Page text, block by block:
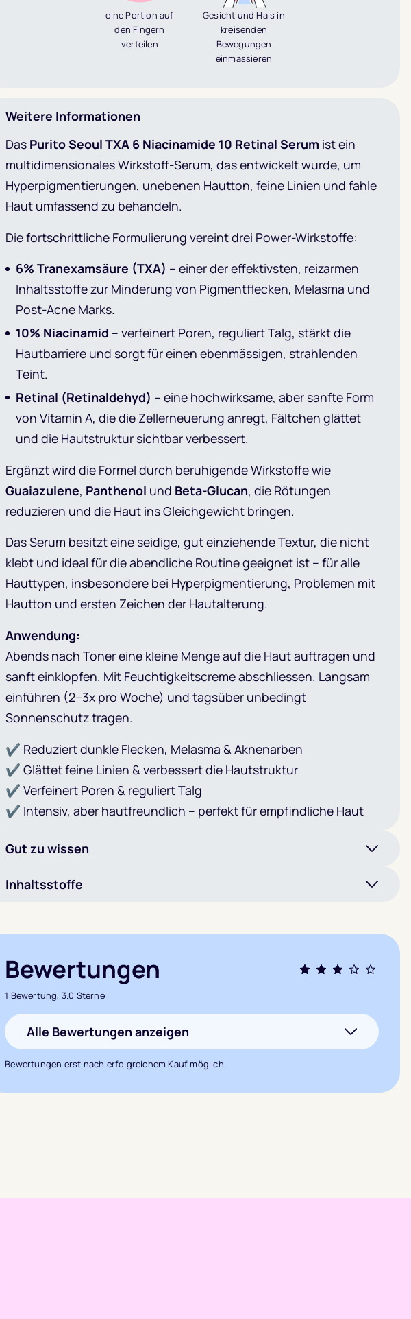
eine Portion auf
den Fingern
verteilen
Gesicht und Hals in
kreisenden
Bewegungen
einmassieren
Weitere Informationen
Das Purito Seoul TXA 6 Niacinamide 10 Retinal Serum ist ein
multidimensionales Wirkstoff-Serum, das entwickelt wurde, um
Hyperpigmentierungen, unebenen Hautton, feine Linien und fahle
Haut umfassend zu behandeln.
Die fortschrittliche Formulierung vereint drei Power-Wirkstoffe:
6% Tranexamsäure (TXA) – einer der effektivsten, reizarmen
Inhaltsstoffe zur Minderung von Pigmentflecken, Melasma und
Post-Acne Marks.
10% Niacinamid – verfeinert Poren, reguliert Talg, stärkt die
Hautbarriere und sorgt für einen ebenmässigen, strahlenden
Teint.
Retinal (Retinaldehyd) – eine hochwirksame, aber sanfte Form
von Vitamin A, die die Zellerneuerung anregt, Fältchen glättet
und die Hautstruktur sichtbar verbessert.
Ergänzt wird die Formel durch beruhigende Wirkstoffe wie
Guaiazulene, Panthenol und Beta-Glucan, die Rötungen
reduzieren und die Haut ins Gleichgewicht bringen.
Das Serum besitzt eine seidige, gut einziehende Textur, die nicht
klebt und ideal für die abendliche Routine geeignet ist – für alle
Hauttypen, insbesondere bei Hyperpigmentierung, Problemen mit
Hautton und ersten Zeichen der Hautalterung.
Anwendung:
Abends nach Toner eine kleine Menge auf die Haut auftragen und
sanft einklopfen. Mit Feuchtigkeitscreme abschliessen. Langsam
einführen (2–3x pro Woche) und tagsüber unbedingt
Sonnenschutz tragen.
✔ Reduziert dunkle Flecken, Melasma & Aknenarben
✔ Glättet feine Linien & verbessert die Hautstruktur
✔ Verfeinert Poren & reguliert Talg
✔ Intensiv, aber hautfreundlich – perfekt für empfindliche Haut
Gut zu wissen
Inhaltsstoffe
Bewertungen
basierend
Kundenbewertung
1 Bewertung, 3.0 Sterne
Alle Bewertungen anzeigen
Bewertungen erst nach erfolgreichem Kauf möglich.